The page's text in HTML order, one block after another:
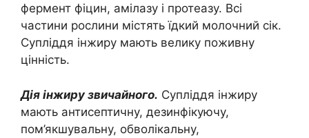
фермент фіцин, амілазу і протеазу. Всі
частини рослини містять їдкий молочний сік.
Супліддя інжиру мають велику поживну
цінність.
Дія інжиру звичайного. Супліддя інжиру
мають антисептичну, дезинфікуючу,
пом’якшувальну, обволікальну,